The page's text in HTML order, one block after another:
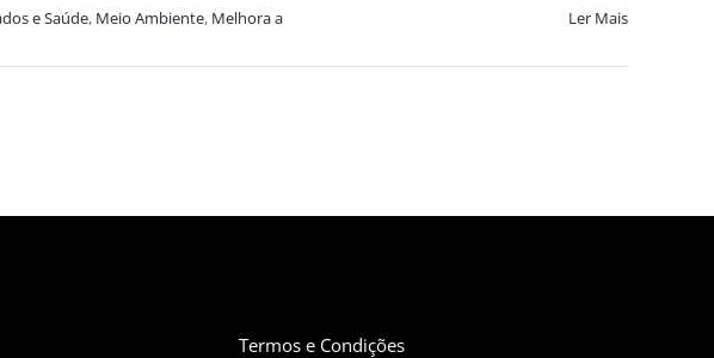
e Saúde, Meio Ambiente, Melhora a
Ler Mais
Termos e Condições